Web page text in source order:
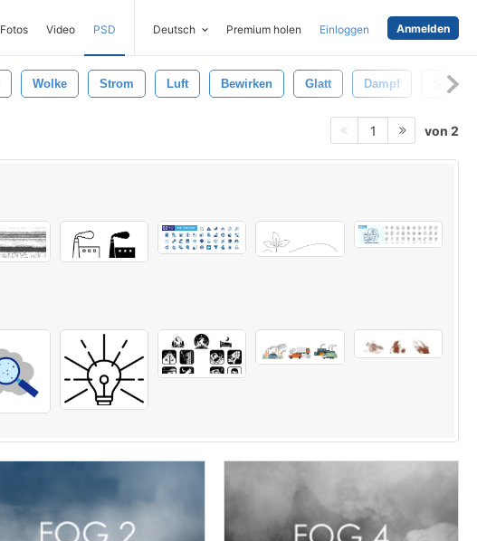
Fotos Video PSD Deutsch Premium holen Einloggen Anmelden
Wolke Strom Luft Bewirken Glatt Dampf Strudel
1 von 2